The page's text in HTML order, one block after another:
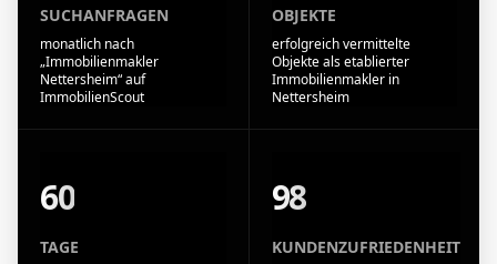
SUCHANFRAGEN
monatlich nach
„Immobilienmakler
Nettersheim“ auf
ImmobilienScout
OBJEKTE
erfolgreich vermittelte
Objekte als etablierter
Immobilienmakler in
Nettersheim
60
TAGE
98
KUNDENZUFRIEDENHEIT